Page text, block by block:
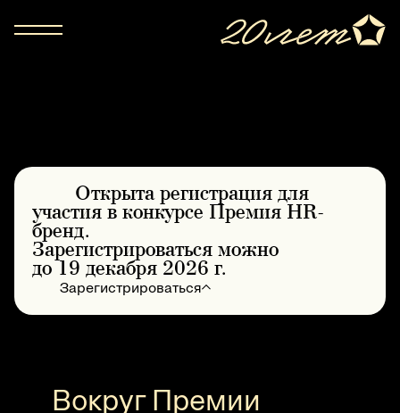
Открыта регистрация для
участия в конкурсе Премия HR-
бренд.
Зарегистрироваться можно
до 19 декабря 2026 г.
Зарегистрироваться
Вокруг Премии